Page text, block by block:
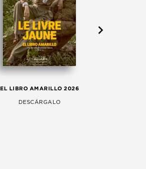
EL LIBRO AMARILLO 2026
DESCÁRGALO